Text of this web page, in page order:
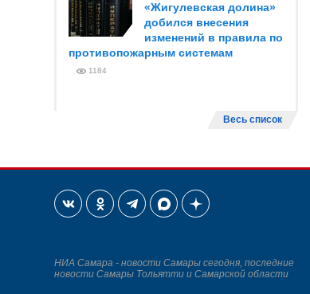
«Жигулевская долина»
добился внесения
изменений в правила по
противопожарным системам
1184
Весь список
НИА Самара - новости Самары сегодня, последние
новости Самары Тольятти и Самарской области